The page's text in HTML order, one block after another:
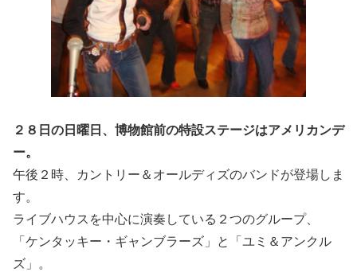
２８日の日曜日、博物館前の特設ステージはアメリカンデ
ー。
午後２時、カントリー＆オールディズのバンドが登場しま
す。
ライブハウスを中心に演奏している２つのグループ、
「ケンタッキー・ギャンブラーズ」と「ユミ＆アンクル
ズ」。